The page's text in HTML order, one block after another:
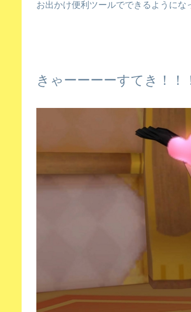
お出かけ便利ツールでできるようにな
きゃーーーーすてき！！